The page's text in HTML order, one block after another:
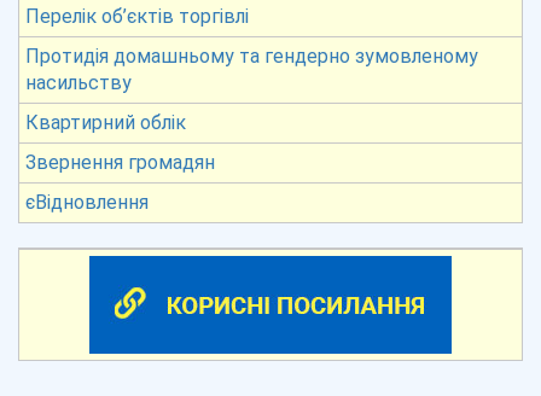
Перелік об’єктів торгівлі
Протидія домашньому та гендерно зумовленому
насильству
Квартирний облік
Звернення громадян
єВідновлення